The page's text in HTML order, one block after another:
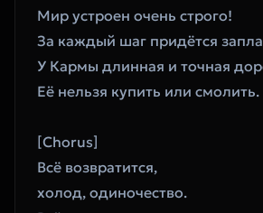
Мир устроен очень строго!
За каждый шаг придётся
У Кармы длинная и точная
Её нельзя купить или смолить.
[Chorus]
Всё возвратится,
холод, одиночество.